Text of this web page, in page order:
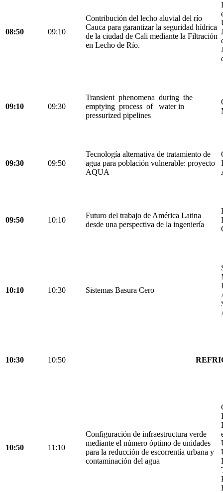
08:50 09:10
Contribución del lecho aluvial del río
Cauca para garantizar la seguridad hídrica
de la ciudad de Cali mediante la Filtración
en Lecho de Río.
09:10 09:30
Transient phenomena during the
emptying process of water in
pressurized pipelines
09:30 09:50
Tecnología alternativa de tratamiento de
agua para población vulnerable: proyecto
AQUA
09:50 10:10
Futuro del trabajo de América Latina
desde una perspectiva de la ingeniería
10:10 10:30 Sistemas Basura Cero
10:30 10:50
10:50 11:10
Configuración de infraestructura verde
mediante el número óptimo de unidades
para la reducción de escorrentía urbana y
contaminación del agua